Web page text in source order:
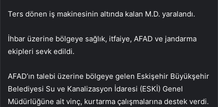
Ters dönen iş makinesinin altında kalan M.D. yaralandı.
İhbar üzerine bölgeye sağlık, itfaiye, AFAD ve jandarma
ekipleri sevk edildi.
AFAD’ın talebi üzerine bölgeye gelen Eskişehir Büyükşehir
Belediyesi Su ve Kanalizasyon İdaresi (ESKİ) Genel
Müdürlüğüne ait vinç, kurtarma çalışmalarına destek verdi.